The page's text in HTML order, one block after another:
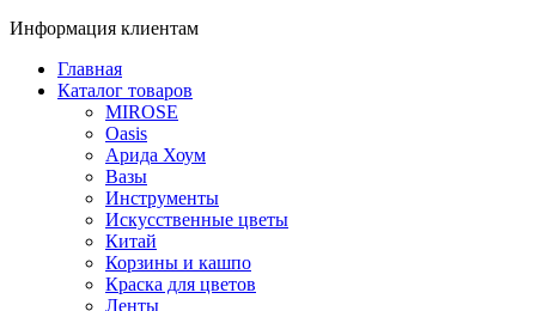
Информация клиентам
Главная
Каталог товаров
MIROSE
Oasis
Арида Хоум
Вазы
Инструменты
Искусственные цветы
Китай
Корзины и кашпо
Краска для цветов
Ленты